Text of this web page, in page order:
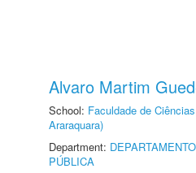
Alvaro Martim
School: Faculdade de
Araraquara)
Department:
PÚBLICA